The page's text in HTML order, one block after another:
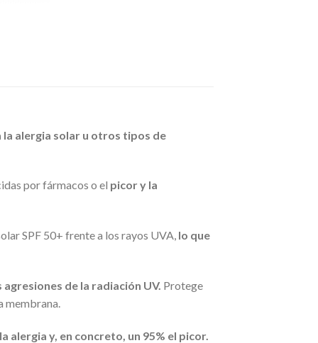
la alergia solar u otros tipos de
por fármacos o el picor y la
SPF 50+ frente a los rayos UVA, lo que
de la radiación UV. Protege
membrana.
alergia y, en concreto, un 95% el picor.